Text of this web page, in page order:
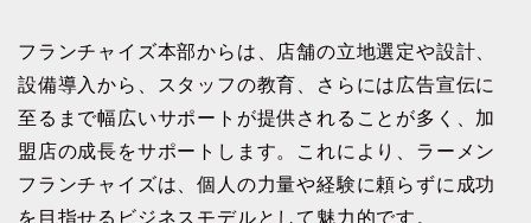
フランチャイズ本部からは、店舗の立地選定や設計、
設備導入から、スタッフの教育、さらには広告宣伝に
至るまで幅広いサポートが提供されることが多く、加
盟店の成長をサポートします。これにより、ラーメン
フランチャイズは、個人の力量や経験に頼らずに成功
を目指せるビジネスモデルとして魅力的です。